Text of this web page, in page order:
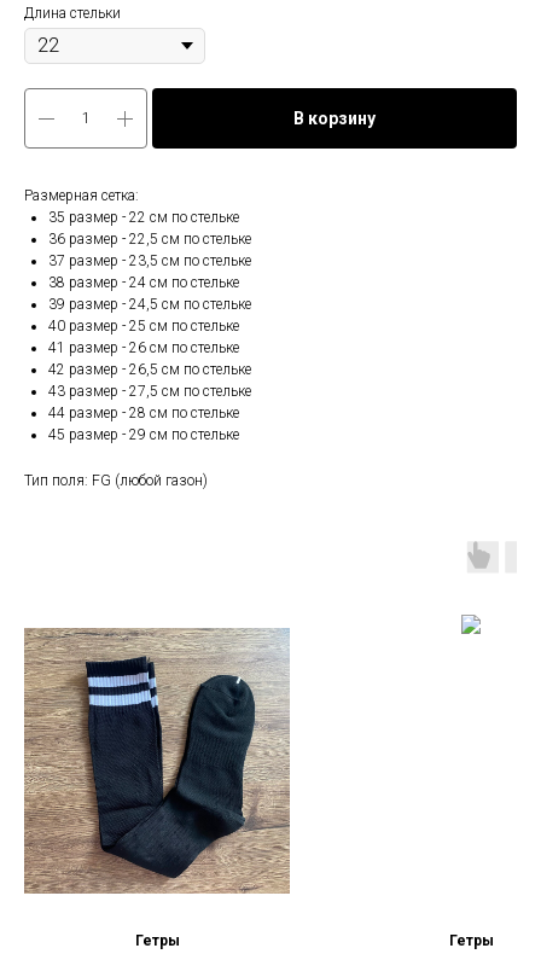
Длина стельки
В корзину
Размерная сетка:
35 размер - 22 см по стельке
36 размер - 22,5 см по стельке
37 размер - 23,5 см по стельке
38 размер - 24 см по стельке
39 размер - 24,5 см по стельке
40 размер - 25 см по стельке
41 размер - 26 см по стельке
42 размер - 26,5 см по стельке
43 размер - 27,5 см по стельке
44 размер - 28 см по стельке
45 размер - 29 см по стельке
Тип поля: FG (любой газон)
Гетры Гетры